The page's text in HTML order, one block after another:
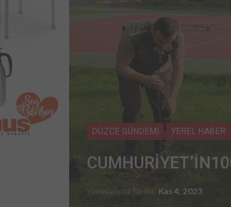
DÜZCE GÜNDEMİ YEREL HABER
Yayınlanma Tarihi: Kas 4, 2023